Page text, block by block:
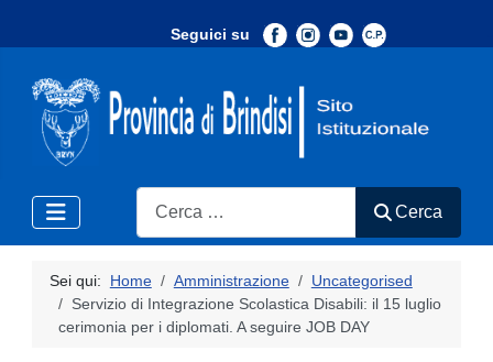
Seguici su
Search
Cerca
Sei qui: Home Amministrazione
Uncategorised
Servizio di Integrazione Scolastica Disabili: il 15 luglio
cerimonia per i diplomati. A seguire JOB DAY